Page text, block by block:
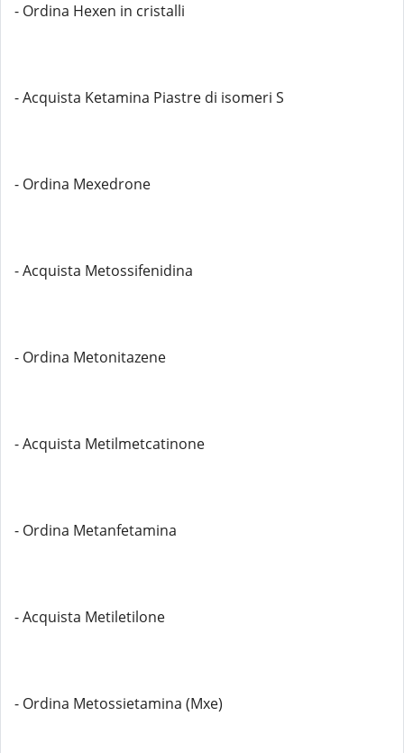
- Ordina Hexen in cristalli
- Acquista Ketamina Piastre di isomeri S
- Ordina Mexedrone
- Acquista Metossifenidina
- Ordina Metonitazene
- Acquista Metilmetcatinone
- Ordina Metanfetamina
- Acquista Metiletilone
- Ordina Metossietamina (Mxe)